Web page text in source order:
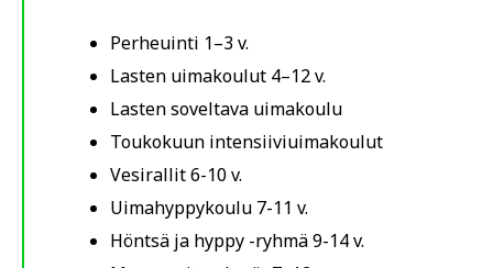
Perheuinti 1–3 v.
Lasten uimakoulut 4–12 v.
Lasten soveltava uimakoulu
Toukokuun intensiiviuimakoulut
Vesirallit 6-10 v.
Uimahyppykoulu 7-11 v.
Höntsä ja hyppy -ryhmä 9-14 v.